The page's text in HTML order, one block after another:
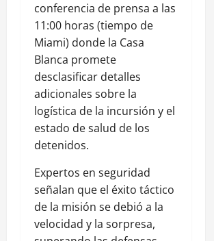
conferencia de prensa a las
11:00 horas (tiempo de
Miami) donde la Casa
Blanca promete
desclasificar detalles
adicionales sobre la
logística de la incursión y el
estado de salud de los
detenidos.
Expertos en seguridad
señalan que el éxito táctico
de la misión se debió a la
velocidad y la sorpresa,